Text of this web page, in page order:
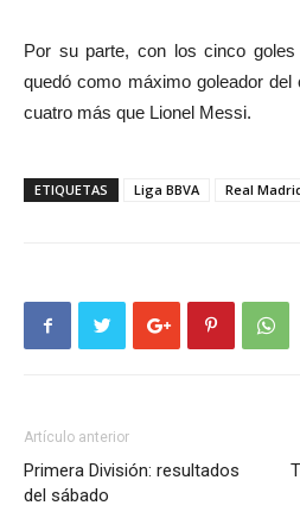
Por su parte, con los cinco
quedó como máximo goleador del
cuatro más que Lionel Messi.
ETIQUETAS Liga BBVA Real
Artículo anterior
Primera División: resultados
del sábado